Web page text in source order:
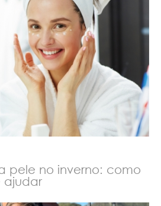
pele no inverno: como
ajudar